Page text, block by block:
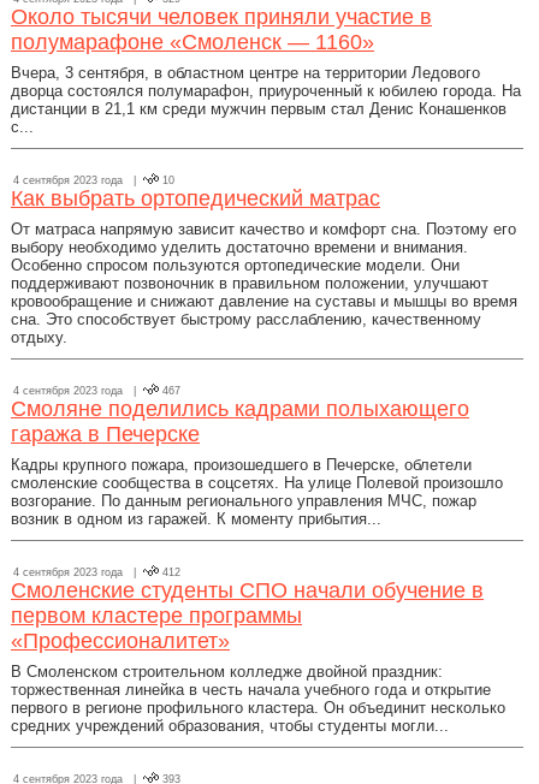
Около тысячи человек приняли участие в
полумарафоне «Смоленск — 1160»
Вчера, 3 сентября, в областном центре на территории Ледового
дворца состоялся полумарафон, приуроченный к юбилею города. На
дистанции в 21,1 км среди мужчин первым стал Денис Конашенков
с...
4 сентября 2023 года | 10
Как выбрать ортопедический матрас
От матраса напрямую зависит качество и комфорт сна. Поэтому его
выбору необходимо уделить достаточно времени и внимания.
Особенно спросом пользуются ортопедические модели. Они
поддерживают позвоночник в правильном положении, улучшают
кровообращение и снижают давление на суставы и мышцы во время
сна. Это способствует быстрому расслаблению, качественному
отдыху.
4 сентября 2023 года | 467
Смоляне поделились кадрами полыхающего
гаража в Печерске
Кадры крупного пожара, произошедшего в Печерске, облетели
смоленские сообщества в соцсетях. На улице Полевой произошло
возгорание. По данным регионального управления МЧС, пожар
возник в одном из гаражей. К моменту прибытия...
4 сентября 2023 года | 412
Смоленские студенты СПО начали обучение в
первом кластере программы
«Профессионалитет»
В Смоленском строительном колледже двойной праздник:
торжественная линейка в честь начала учебного года и открытие
первого в регионе профильного кластера. Он объединит несколько
средних учреждений образования, чтобы студенты могли...
4 сентября 2023 года | 393